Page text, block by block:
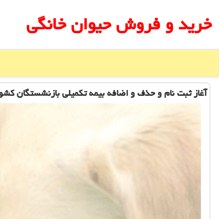
خرید و فروش حیوان خانگی
آغاز ثبت نام و حذف و اضافه بیمه تكمیلی بازنشستگان